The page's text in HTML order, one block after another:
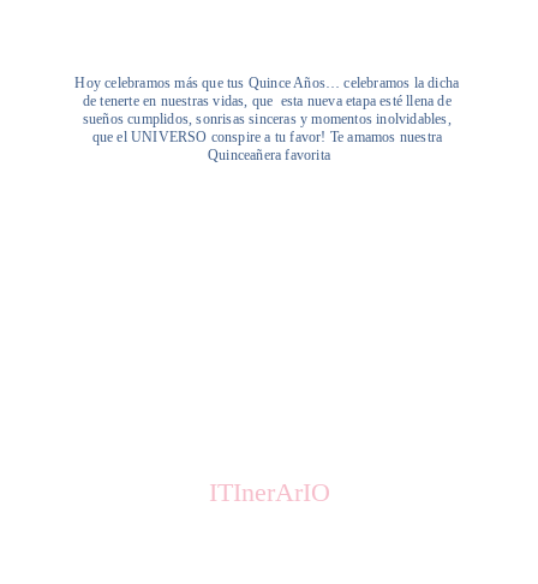
Hoy celebramos más que tus Quince Años… celebramos la dicha
de tenerte en nuestras vidas, que  esta nueva etapa esté llena de
sueños cumplidos, sonrisas sinceras y momentos inolvidables,
que el UNIVERSO conspire a tu favor! Te amamos nuestra
Quinceañera favorita
ITInerArIO